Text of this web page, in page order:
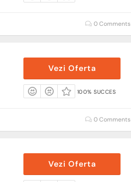
0 Comments
Vezi Oferta
100% SUCCES
0 Comments
Vezi Oferta